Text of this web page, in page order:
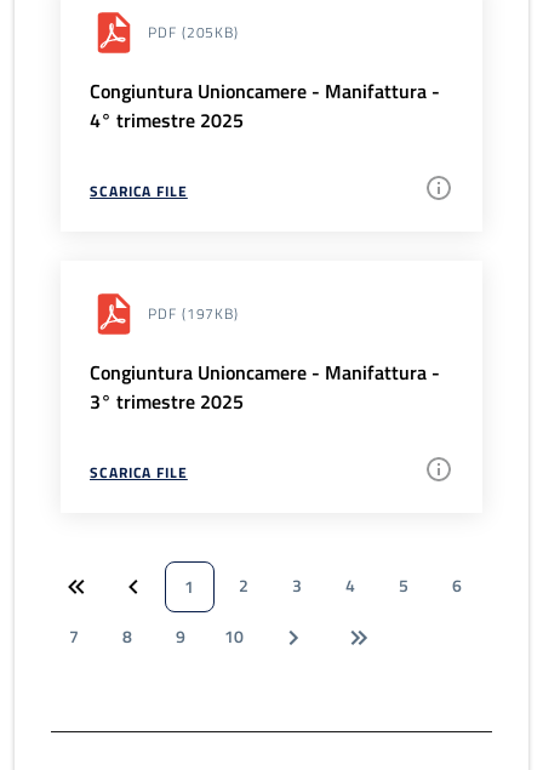
PDF (205KB)
Congiuntura Unioncamere - Manifattura -
4° trimestre 2025
SCARICA FILE
PDF (197KB)
Congiuntura Unioncamere - Manifattura -
3° trimestre 2025
SCARICA FILE
1 2 3 4 5
6
7
8 9 10